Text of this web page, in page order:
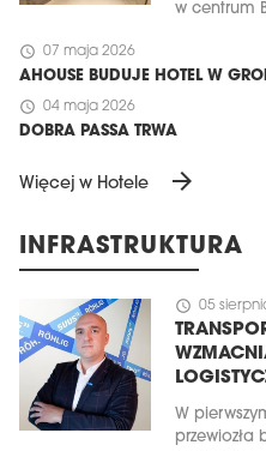
w centrum
schedule 07 maja 2026
AHOUSE BUDUJE HOTEL W
schedule 04 maja 2026
DOBRA PASSA TRWA
Więcej w Hotele arrow_forward
INFRASTRUKTURA
schedule 05
W
przewiozła